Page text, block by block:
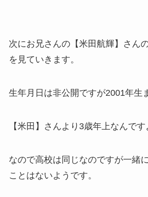
次にお兄さんの【米田航輝】さん
を見ていきます。
生年月日は非公開ですが2001年生
【米田】さんより3歳年上なんです
なので高校は同じなのですが一緒
ことはないようです。